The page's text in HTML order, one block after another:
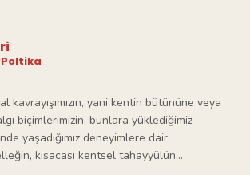
kavrayışımızın, yani kentin bütününe veya
biçimlerimizin, bunlara yüklediğimiz
yaşadığımız deneyimlere dair
kısacası kentsel tahayyülün...